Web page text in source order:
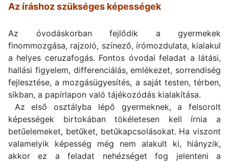
Az íráshoz szükséges képességek
Az óvodáskorban fejlődik a gyermekek
finommozgása, rajzoló, színező, írómozdulata, kialakul
a helyes ceruzafogás. Fontos óvodai feladat a látási,
hallási figyelem, differenciálás, emlékezet, sorrendiség
fejlesztése, a mozgásügyesítés, a saját testen, térben,
síkban, a papírlapon való tájékozódás kialakítása.
Az első osztályba lépő gyermeknek, a felsorolt
képességek birtokában tökéletesen kell írnia a
betűelemeket, betűket, betűkapcsolásokat. Ha viszont
valamelyik képesség még nem alakult ki, hiányzik,
akkor ez a feladat nehézséget fog jelenteni a